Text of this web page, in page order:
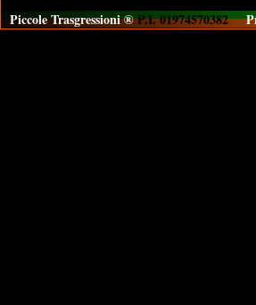
Piccole Trasgressioni ®P.I. 01974570382